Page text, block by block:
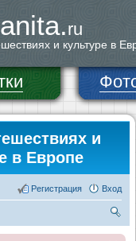
ru
и культуре в
и
в Европе
Вход
Регистрация